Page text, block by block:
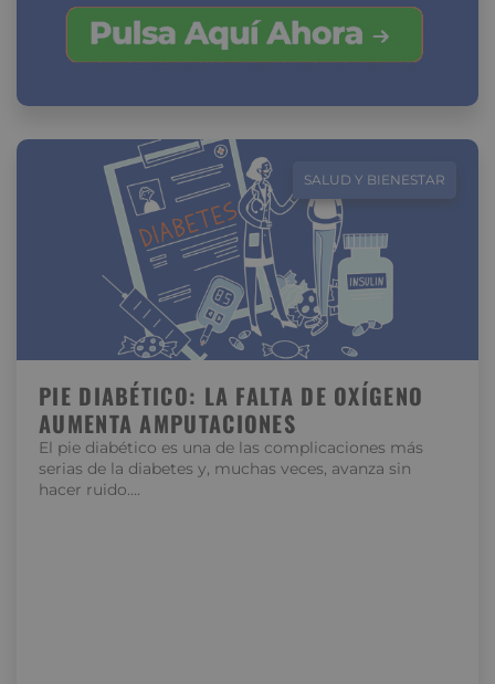
SALUD Y BIENESTAR
PIE DIABÉTICO: LA FALTA DE OXÍGENO
AUMENTA AMPUTACIONES
El pie diabético es una de las complicaciones más
serias de la diabetes y, muchas veces, avanza sin
hacer ruido….